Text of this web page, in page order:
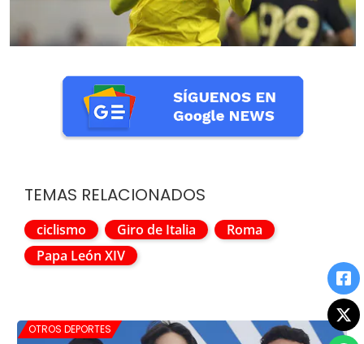
TEMAS RELACIONADOS
ciclismo Giro de Italia
Roma
Papa León XIV
OTROS DEPORTES